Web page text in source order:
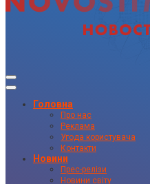
Головна
Про нас
Реклама
Угода користувача
Контакти
Новини
Прес-релізи
Новини світу